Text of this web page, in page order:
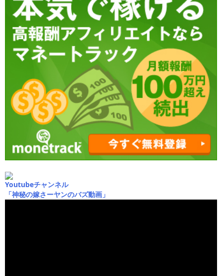
Youtubeチャンネル
「神秘の嫁さーヤンのバズ動画」